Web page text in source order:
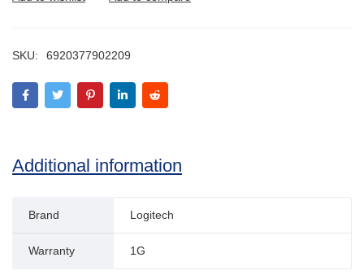
SKU: 6920377902209
Additional information
Brand Logitech
Warranty 1G